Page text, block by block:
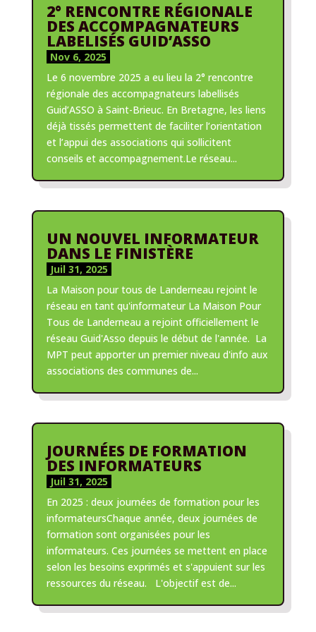
2° RENCONTRE RÉGIONALE
DES ACCOMPAGNATEURS
LABELISÉS GUID’ASSO
Nov 6, 2025
Le 6 novembre 2025 a eu lieu la 2° rencontre
régionale des accompagnateurs labellisés
Guid’ASSO à Saint-Brieuc. En Bretagne, les liens
déjà tissés permettent de faciliter l’orientation
et l’appui des associations qui sollicitent
conseils et accompagnement.Le réseau...
UN NOUVEL INFORMATEUR
DANS LE FINISTÈRE
Juil 31, 2025
La Maison pour tous de Landerneau rejoint le
réseau en tant qu'informateur La Maison Pour
Tous de Landerneau a rejoint officiellement le
réseau Guid'Asso depuis le début de l'année. La
MPT peut apporter un premier niveau d'info aux
associations des communes de...
JOURNÉES DE FORMATION
DES INFORMATEURS
Juil 31, 2025
En 2025 : deux journées de formation pour les
informateursChaque année, deux journées de
formation sont organisées pour les
informateurs. Ces journées se mettent en place
selon les besoins exprimés et s'appuient sur les
ressources du réseau. L'objectif est de...